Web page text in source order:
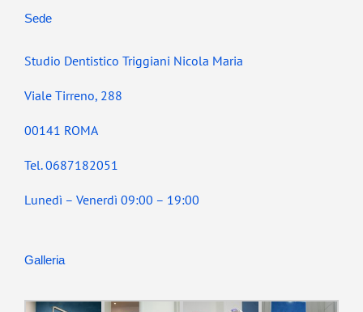
Sede
Studio Dentistico Triggiani Nicola Maria
Viale Tirreno, 288
00141 ROMA
Tel. 0687182051
Lunedì – Venerdì 09:00 – 19:00
Galleria